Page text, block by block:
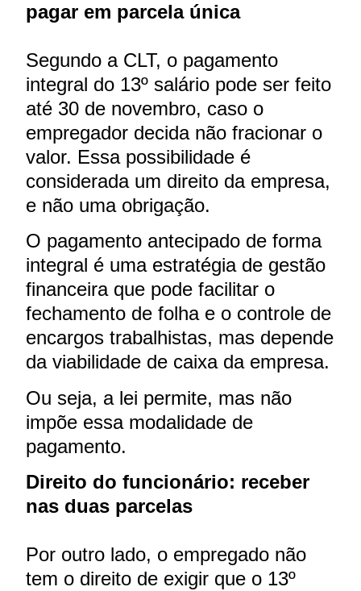
pagar em parcela única
Segundo a CLT, o pagamento
integral do 13º salário pode ser feito
até 30 de novembro, caso o
empregador decida não fracionar o
valor. Essa possibilidade é
considerada um direito da empresa,
e não uma obrigação.
O pagamento antecipado de forma
integral é uma estratégia de gestão
financeira que pode facilitar o
fechamento de folha e o controle de
encargos trabalhistas, mas depende
da viabilidade de caixa da empresa.
Ou seja, a lei permite, mas não
impõe essa modalidade de
pagamento.
Direito do funcionário: receber
nas duas parcelas
Por outro lado, o empregado não
tem o direito de exigir que o 13º